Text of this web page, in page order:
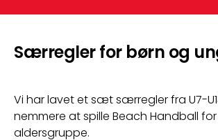
Særregler for børn og
Vi har lavet et sæt særregler fra U7-
nemmere at spille Beach Handball
aldersgruppe.